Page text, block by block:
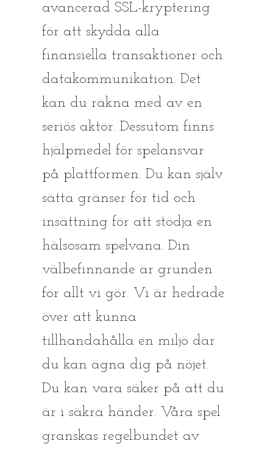
avancerad SSL-kryptering
för att skydda alla
finansiella transaktioner och
datakommunikation. Det
kan du räkna med av en
seriös aktör. Dessutom finns
hjälpmedel för spelansvar
på plattformen. Du kan själv
sätta gränser för tid och
insättning för att stödja en
hälsosam spelvana. Din
välbefinnande är grunden
för allt vi gör. Vi är hedrade
över att kunna
tillhandahålla en miljö där
du kan ägna dig på nöjet.
Du kan vara säker på att du
är i säkra händer. Våra spel
granskas regelbundet av